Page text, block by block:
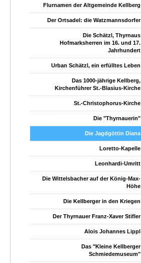
Flurnamen der Altgemeinde Kellberg
Der Ortsadel: die Watzmannsdorfer
Die Schätzl, Thyrnaus
Hofmarksherren im 16. und 17.
Jahrhundert
Urban Schätzl, ein erfülltes Leben
Das 1000-jährige Kellberg,
Kirchenführer St.-Blasius-Kirche
St.-Christophorus-Kirche
Die "Thyrnauerin"
Die Jagdgöttin Diana
Loretto-Kapelle
Leonhardi-Umritt
Die Wittelsbacher auf der König-Max-
Höhe
Die Kellberger in den Kriegen
Der Thyrnauer Franz-Xaver Stifler
Alois Johannes Lippl
Das "Kleine Kellberger
Schmiedemuseum"